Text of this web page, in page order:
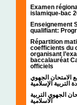
Examen
islamique-bac
Enseignement
qualifiant:
Répartition
coefficients du
organisant
baccalauréat
officiels
الامتحان الجهوي
الجهوي التربية
الاسلامية